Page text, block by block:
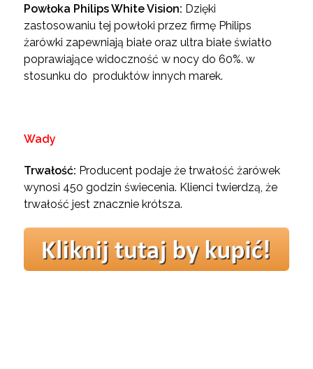
Powłoka Philips White Vision: Dzięki
zastosowaniu tej powłoki przez firmę Philips
żarówki zapewniają białe oraz ultra białe światło
poprawiające widoczność w nocy do 60%. w
stosunku do produktów innych marek.
Wady
Trwałość: Producent podaje że trwałość żarówek
wynosi 450 godzin świecenia. Klienci twierdzą, że
trwałość jest znacznie krótsza.